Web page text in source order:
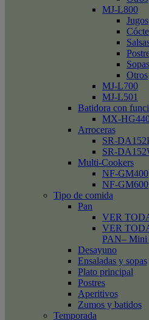
MJ-L800
Jugos
Sopas
Otros
MJ-L700
MJ-L501
Batidora con
MX-
Arroceras
SR-
SR-
Multi-Cookers
NF-GM400
NF-GM600
Tipo de comida
Pan
VER
VER
PAN– Mini
Desayuno
Ensaladas y sopas
Plato principal
Postres
Aperitivos
Zumos y batidos
Temporada